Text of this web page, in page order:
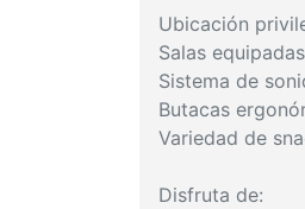
Ubicación
Salas
Sistema de
Butacas
Variedad de
Disfruta de: